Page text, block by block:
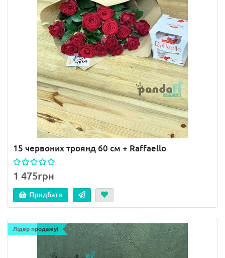
15 червоних троянд 60 см + Raffaello
1 475грн
Придбати
Лідер продажу!